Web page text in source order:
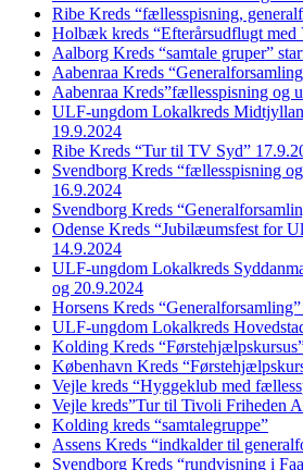
Ribe Kreds “fællesspisning,
Holbæk kreds “Efterårsudflugt med
Aalborg Kreds “samtale gruper”
Aabenraa Kreds
Aabenraa Kreds”fællesspisning og
ULF-ungdom Lokalkreds
19.9.2024
Ribe Kreds “Tur til TV Syd”
Svendborg Kreds “fællesspisning
16.9.2024
Svendborg Kreds
Odense Kreds “Jubilæumsfest for
14.9.2024
ULF-ungdom Lokalkreds
og 20.9.2024
Horsens Kreds
ULF-ungdom Lokalkreds
Kolding Kreds
København Kreds
Vejle kreds “Hyggeklub med
Vejle kreds”Tur til Tivoli Friheden
Kolding kreds “samtalegruppe”
Assens Kreds “indkalder til
Svendborg Kreds “rundvisning i